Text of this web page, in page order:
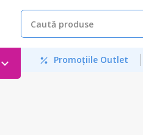
Promoțiile Outlet